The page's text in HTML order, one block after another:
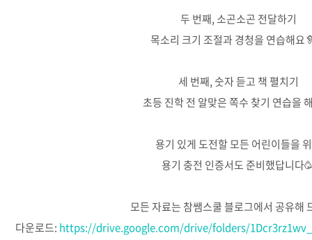
두 번째, 소곤소곤 전달하기
목소리 크기 조절과 경청을 연습해요
세 번째, 숫자 듣고 책 펼치기
초등 진학 전 알맞은 쪽수 찾기 연습을
용기 있게 도전할 모든 어린이들을
용기 충전 인증서도 준비했답니다
모든 자료는 참쌤스쿨 블로그에서 공유해
다운로드: https://drive.google.com/drive/folders/